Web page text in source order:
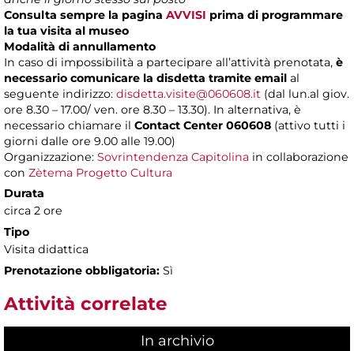
Consulta sempre la pagina AVVISI prima di programmare
la tua visita al museo
Modalità di annullamento
In caso di impossibilità a partecipare all’attività prenotata, è
necessario comunicare la disdetta tramite email al
seguente indirizzo: disdetta.visite@060608.it (dal lun.al giov.
ore 8.30 – 17.00/ ven. ore 8.30 – 13.30). In alternativa, è
necessario chiamare il Contact Center 060608 (attivo tutti i
giorni dalle ore 9.00 alle 19.00)
Organizzazione: Sovrintendenza Capitolina in collaborazione
con Zètema Progetto Cultura
Durata
circa 2 ore
Tipo
Visita didattica
Prenotazione obbligatoria: Sì
Attività correlate
In archivio